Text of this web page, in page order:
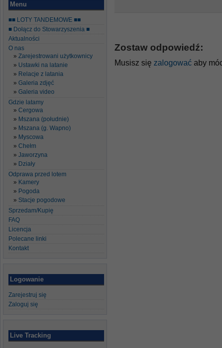
Menu
■■ LOTY TANDEMOWE ■■
■ Dołącz do Stowarzyszenia ■
Aktualności
O nas
Zarejestrowani użytkownicy
Ustawki na latanie
Relacje z latania
Galeria zdjęć
Galeria video
Gdzie latamy
Cergowa
Mszana (południe)
Mszana (g. Wapno)
Myscowa
Chełm
Jaworzyna
Działy
Odprawa przed lotem
Kamery
Pogoda
Stacje pogodowe
Sprzedam/Kupię
FAQ
Licencja
Polecane linki
Kontakt
Logowanie
Zarejestruj się
Zaloguj się
Live Tracking
Zostaw odpowiedź:
Musisz się zalogować aby